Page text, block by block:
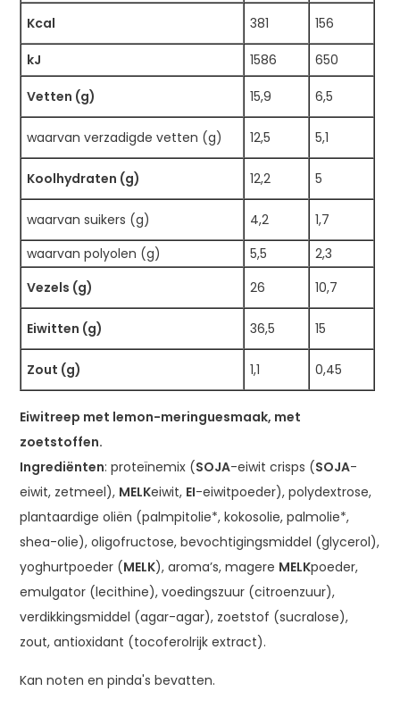
Kcal
381 156
kJ 1586 650
Vetten (g) 15,9 6,5
waarvan verzadigde vetten (g) 12,5 5,1
Koolhydraten (g) 12,2 5
waarvan suikers (g) 4,2
1,7
waarvan polyolen (g)
5,5
2,3
Vezels (g)
26 10,7
Eiwitten (g) 36,5 15
Zout (g) 1,1 0,45
Eiwitreep met lemon-meringuesmaak, met
zoetstoffen.
Ingrediënten: proteïnemix (SOJA-eiwit crisps (SOJA-
eiwit, zetmeel), MELKeiwit, EI-eiwitpoeder), polydextrose,
plantaardige oliën (palmpitolie*, kokosolie, palmolie*,
shea-olie), oligofructose, bevochtigingsmiddel (glycerol),
yoghurtpoeder (MELK), aroma’s, magere MELKpoeder,
emulgator (lecithine), voedingszuur (citroenzuur),
verdikkingsmiddel (agar-agar), zoetstof (sucralose),
zout, antioxidant (tocoferolrijk extract).
Kan noten en pinda's bevatten.